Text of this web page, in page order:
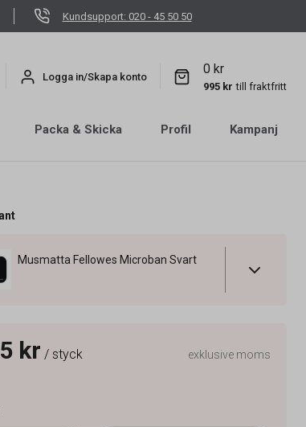
Kundsupport: 020 - 45 50 50
Logga in/Skapa konto
0 kr
995 kr till fraktfritt
Packa & Skicka Profil
Kampanj
Musmatta Fellowes Microban Svart
kr / styck exklusive moms